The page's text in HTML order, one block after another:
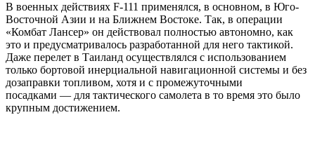
В военных действиях F-111 применялся, в основном, в Юго-
Восточной Азии и на Ближнем Востоке. Так, в операции
«Комбат Лансер» он действовал полностью автономно, как
это и предусматривалось разработанной для него тактикой.
Даже перелет в Таиланд осуществлялся с использованием
только бортовой инерциальной навигационной системы и без
дозаправки топливом, хотя и с промежуточными
посадками — для тактического самолета в то время это было
крупным достижением.